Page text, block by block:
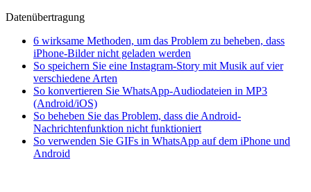
Datenübertragung
6 wirksame Methoden, um das Problem zu beheben, dass
iPhone-Bilder nicht geladen werden
So speichern Sie eine Instagram-Story mit Musik auf vier
verschiedene Arten
So konvertieren Sie WhatsApp-Audiodateien in MP3
(Android/iOS)
So beheben Sie das Problem, dass die Android-
Nachrichtenfunktion nicht funktioniert
So verwenden Sie GIFs in WhatsApp auf dem iPhone und
Android